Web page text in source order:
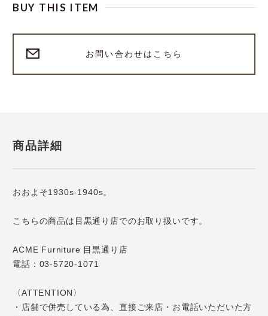
BUY THIS ITEM
お問い合わせはこちら
商品詳細
おおよそ1930s-1940s。
こちらの商品は目黒通り店でのお取り扱いです。
ACME Furniture 目黒通り店
電話：03-5720-1071
〈ATTENTION〉
・店舗で併売している為、直接ご来店・お電話いただいた方